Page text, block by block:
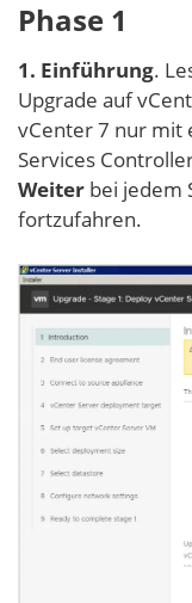
Phase 1
1. Einführung.
Upgrade auf
vCenter 7 nur mit
Services
Weiter bei jedem
fortzufahren.